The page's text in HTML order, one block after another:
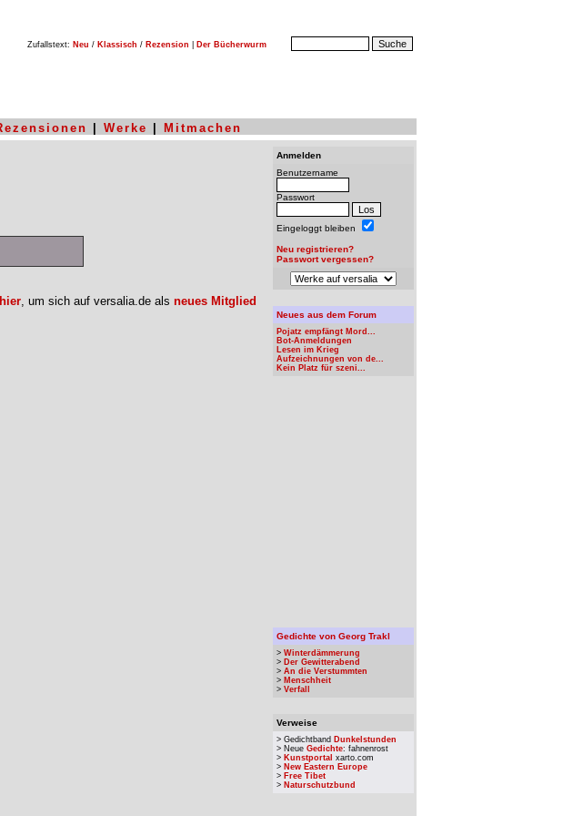
Zufallstext: Neu / Klassisch / Rezension Der Bücherwurm
Werke Mitmachen
hier, um sich auf versalia.de als neues Mitglied
Anmelden
Benutzername
Passwort
Eingeloggt bleiben
Neu registrieren?
Passwort vergessen?
Neues aus dem Forum
Pojatz empfängt Mord...
Bot-Anmeldungen
Lesen im Krieg
Aufzeichnungen von de...
Kein Platz für szeni...
Gedichte von Georg Trakl
> Winterdämmerung
> Der Gewitterabend
> An die Verstummten
> Menschheit
> Verfall
Verweise
> Gedichtband Dunkelstunden
> Neue Gedichte: fahnenrost
> Kunstportal xarto.com
> New Eastern Europe
> Free Tibet
> Naturschutzbund